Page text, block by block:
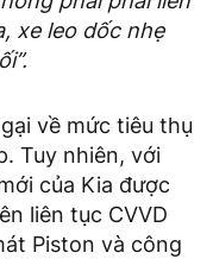
xe leo dốc nhẹ
về mức tiêu thụ
Tuy nhiên, với
của Kia được
liên tục CVVD
Piston và công